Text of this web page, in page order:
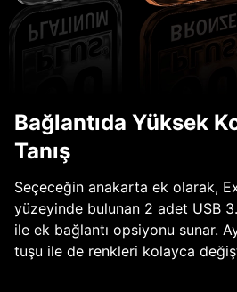
Bağlantıda Yüksek
Tanış
Seçeceğin anakarta ek olarak,
yüzeyinde bulunan 2 adet USB
ile ek bağlantı opsiyonu sunar.
tuşu ile de renkleri kolayca